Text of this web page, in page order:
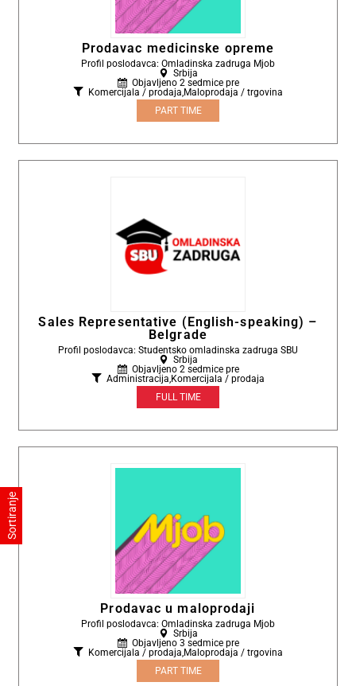
Prodavac medicinske opreme
Profil poslodavca: Omladinska zadruga Mjob
Srbija
Objavljeno 2 sedmice pre
Komercijala / prodaja,Maloprodaja / trgovina
PART TIME
Sales Representative (English-speaking) –
Belgrade
Profil poslodavca: Studentsko omladinska zadruga SBU
Srbija
Objavljeno 2 sedmice pre
Administracija,Komercijala / prodaja
FULL TIME
Prodavac u maloprodaji
Profil poslodavca: Omladinska zadruga Mjob
Srbija
Objavljeno 3 sedmice pre
Komercijala / prodaja,Maloprodaja / trgovina
PART TIME